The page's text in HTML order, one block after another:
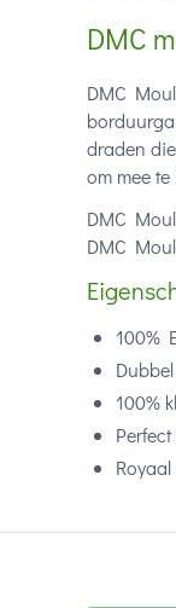
DMC
DMC
draden
om mee
DMC
DMC
100%
100%